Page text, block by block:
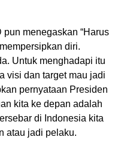
menegaskan “Harus
diri.
Untuk menghadapi itu
visi dan target mau jadi
pernyataan Presiden
kita ke depan adalah
di Indonesia kita
atau jadi pelaku.